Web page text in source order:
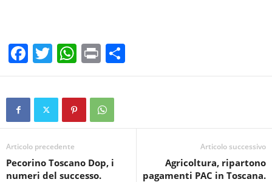
F
a
c
b
o
o
T
wi
tt
W
h
at
s
A
p
Pr
in
t
o
vi
Articolo precedente
Pecorino Toscano Dop, i
numeri del successo.
Articolo successivo
Agricoltura, ripartono
pagamenti PAC in Toscana.